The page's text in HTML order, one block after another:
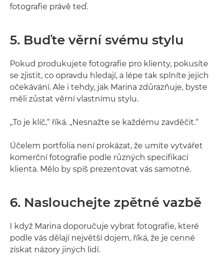
fotografie právě teď.
5. Buďte věrní svému stylu
Pokud produkujete fotografie pro klienty, pokusíte
se zjistit, co opravdu hledají, a lépe tak splníte jejich
očekávání. Ale i tehdy, jak Marina zdůrazňuje, byste
měli zůstat věrní vlastnímu stylu.
„To je klíč,“ říká. „Nesnažte se každému zavděčit.“
Účelem portfolia není prokázat, že umíte vytvářet
komerční fotografie podle různých specifikací
klienta. Mělo by spíš prezentovat vás samotné.
6. Naslouchejte zpětné vazbě
I když Marina doporučuje vybrat fotografie, které
podle vás dělají největší dojem, říká, že je cenné
získat názory jiných lidí.